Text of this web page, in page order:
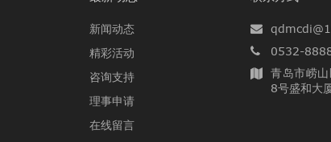
新闻动态
精彩活动
咨询支持
理事申请
在线留言
0532-
青岛市崂
8号盛和大